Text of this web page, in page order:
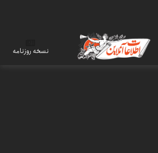
نسخه روزنامه